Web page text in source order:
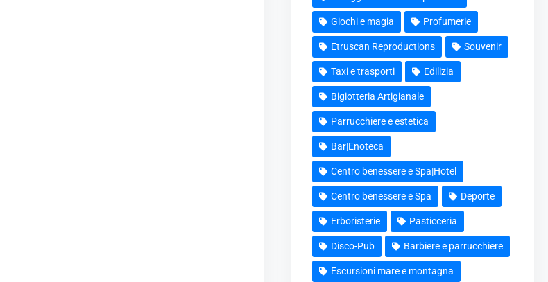
Giochi e magia Profumerie
Etruscan Reproductions Souvenir
Taxi e trasporti Edilizia
Bigiotteria Artigianale
Parrucchiere e estetica
Bar|Enoteca
Centro benessere e Spa|Hotel
Centro benessere e Spa Deporte
Erboristerie Pasticceria
Disco-Pub Barbiere e parrucchiere
Escursioni mare e montagna